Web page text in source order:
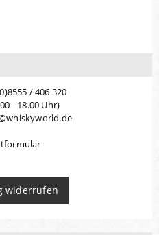
/ 406 320
- 18.00 Uhr)
widerrufen